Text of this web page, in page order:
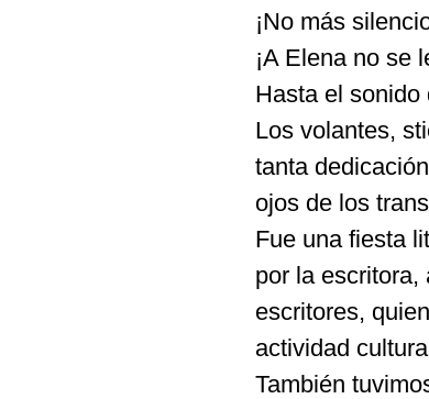
¡No más
¡A Elena no se
Hasta el sonido
Los volantes,
tanta
ojos de los
Fue una fiesta
por la escritora,
escritores,
actividad
También